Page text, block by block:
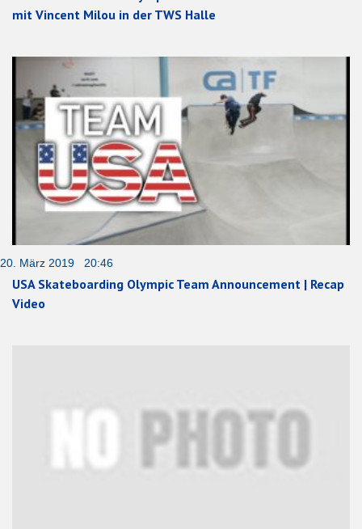
mit Vincent Milou in der TWS Halle
20. März 2019 20:46
USA Skateboarding Olympic Team Announcement | Recap
Video